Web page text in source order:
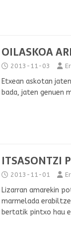
OILASKOA
2013-11-03
Etxean askotan
bada, jaten genuen
ITSASONTZI
2013-11-01
Lizarran amarekin
marmelada
bertatik pintxo hau